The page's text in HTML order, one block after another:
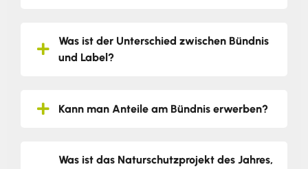
Was ist der Unterschied zwischen Bündnis
und Label?
Kann man Anteile am Bündnis erwerben?
Was ist das Naturschutzprojekt des Jahres,